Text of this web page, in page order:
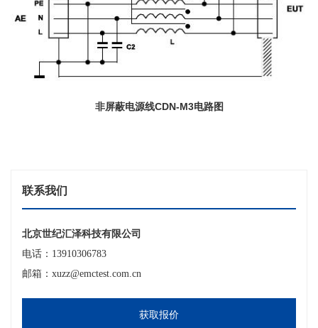
非屏蔽电源线CDN-M3电路图
联系我们
北京世纪汇泽科技有限公司
电话：13910306783
邮箱：xuzz@emctest.com.cn
获取报价